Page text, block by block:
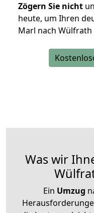
Zögern Sie nicht
heute, um Ihren
Marl nach
Was wir
Ein Umzug